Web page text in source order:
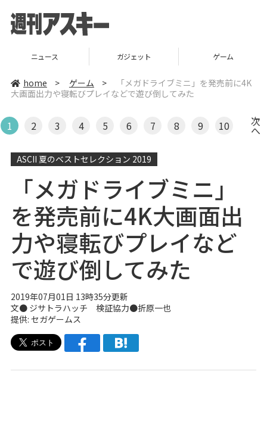
ニュース ガジェット ゲーム
home > ゲーム >
「メガドライブミニ」を発売前に4K
大画面出力や寝転びプレイなどで遊び倒してみた
1 2 3 4 5 6 7 8 9 10 次
へ
ASCII 夏のベストセレクション 2019
「メガドライブミニ」
を発売前に4K大画面出
力や寝転びプレイなど
で遊び倒してみた
2019年07月01日 13時35分更新
文● ジサトラハッチ 検証協力●折原一也
提供: セガゲームス